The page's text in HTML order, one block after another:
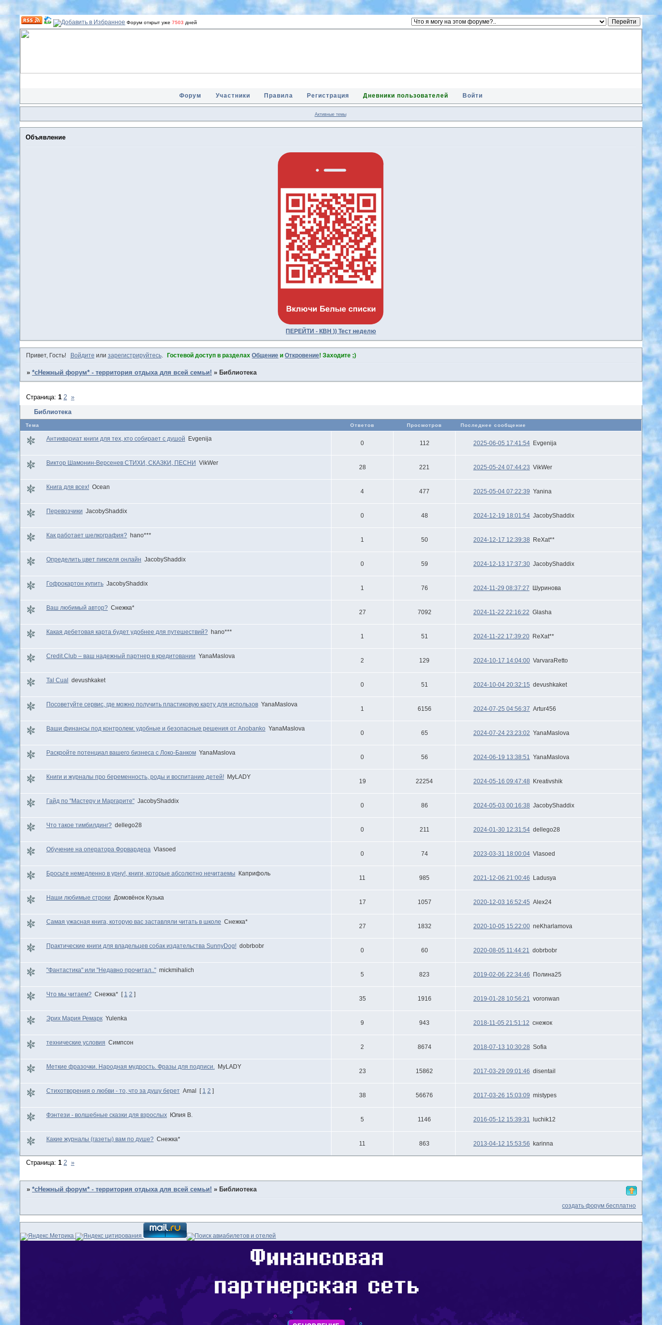
Форум открыт уже7503 дней
Форум Участники Правила Регистрация Дневники пользователей Войти
Активные темы
Объявление
ПЕРЕЙТИ - КВН )) Тест неделю
Привет, Гость! Войдите или зарегистрируйтесь. Гостевой доступ в разделахОбщение иОткровение! Заходите ;)
» *сНежный форум* - территория отдыха для всей семьи! » Библиотека
Библиотека
Страница: 1 2 »
Тема Ответов Просмотров Последнее сообщение
Антиквариат книги для тех, кто собирает с душой Evgenija
0 112 2025-06-05 17:41:54 Evgenija
Виктор Шамонин-Версенев СТИХИ, СКАЗКИ, ПЕСНИ VikWer
28 221 2025-05-24 07:44:23 VikWer
Книга для всех! Ocean
4 477 2025-05-04 07:22:39 Yanina
Перевозчики JacobyShaddix
0 48 2024-12-19 18:01:54 JacobyShaddix
Как работает шелкография? hano***
1 50 2024-12-17 12:39:38 ReXat**
Определить цвет пикселя онлайн JacobyShaddix
0 59 2024-12-13 17:37:30 JacobyShaddix
Гофрокартон купить JacobyShaddix
1 76 2024-11-29 08:37:27 Шуринова
Ваш любимый автор? Снежка*
27 7092 2024-11-22 22:16:22 Glasha
Какая дебетовая карта будет удобнее для путешествий? hano***
1 51 2024-11-22 17:39:20 ReXat**
Credit.Club – ваш надежный партнер в кредитовании YanaMaslova
2 129 2024-10-17 14:04:00 VarvaraRetto
Tal Cual devushkaket
0 51 2024-10-04 20:32:15 devushkaket
Посоветуйте сервис, где можно получить пластиковую карту для использов YanaMaslova
1 6156 2024-07-25 04:56:37 Artur456
Ваши финансы под контролем: удобные и безопасные решения от Anobanko YanaMaslova
0 65 2024-07-24 23:23:02 YanaMaslova
Раскройте потенциал вашего бизнеса с Локо-Банком YanaMaslova
0 56 2024-06-19 13:38:51 YanaMaslova
Книги и журналы про беременность, роды и воспитание детей! MyLADY
19 22254 2024-05-16 09:47:48 Kreativshik
Гайд по "Мастеру и Маргарите" JacobyShaddix
0 86 2024-05-03 00:16:38 JacobyShaddix
Что такое тимбилдинг? dellego28
0 211 2024-01-30 12:31:54 dellego28
Обучение на оператора Форвардера Vlasoed
0 74 2023-03-31 18:00:04 Vlasoed
Бросьте немедленно в урну!, книги, которые абсолютно нечитаемы Каприфоль
11 985 2021-12-06 21:00:46 Ladusya
Наши любимые строки Домовёнок Кузька
17 1057 2020-12-03 16:52:45 Alex24
Самая ужасная книга, которую вас заставляли читать в школе Снежка*
27 1832 2020-10-05 15:22:00 neKharlamova
Практические книги для владельцев собак издательства SunnyDog! dobrbobr
0 60 2020-08-05 11:44:21 dobrbobr
"Фантастика" или "Недавно прочитал.." mickmihalich
5 823 2019-02-06 22:34:46 Полина25
Что мы читаем? Снежка* [ 1 2 ]
35 1916 2019-01-28 10:56:21 voronwan
Эрих Мария Ремарк Yulenka
9 943 2018-11-05 21:51:12 снежок
технические условия Симпсон
2 8674 2018-07-13 10:30:28 Sofia
Меткие фразочки. Народная мудрость. Фразы для подписи. MyLADY
23 15862 2017-03-29 09:01:46 disentail
Стихотворения о любви - то, что за душу берет Amal [ 1 2 ]
38 56676 2017-03-26 15:03:09 mistypes
Фэнтези - волшебные сказки для взрослых Юлия В.
5 1146 2016-05-12 15:39:31 luchik12
Какие журналы (газеты) вам по душе? Снежка*
11 863 2013-04-12 15:53:56 karinna
Страница: 1 2 »
» *сНежный форум* - территория отдыха для всей семьи! » Библиотека
создать форум бесплатно